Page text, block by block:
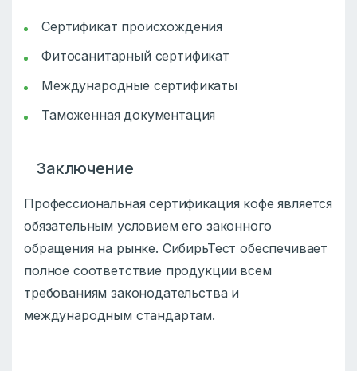
Сертификат происхождения
Фитосанитарный сертификат
Международные сертификаты
Таможенная документация
Заключение
Профессиональная сертификация кофе является
обязательным условием его законного
обращения на рынке. СибирьТест обеспечивает
полное соответствие продукции всем
требованиям законодательства и
международным стандартам.